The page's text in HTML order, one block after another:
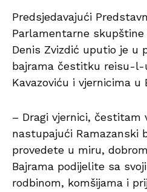
Predsjedavajući
Parlamentarne skupštine
Denis Zvizdić uputio je u
bajrama čestitku reisu-l-
Kavazoviću i vjernicima u
– Dragi vjernici, čestitam
nastupajući Ramazanski
provedete u miru,
Bajrama podijelite sa
rodbinom, komšijama i